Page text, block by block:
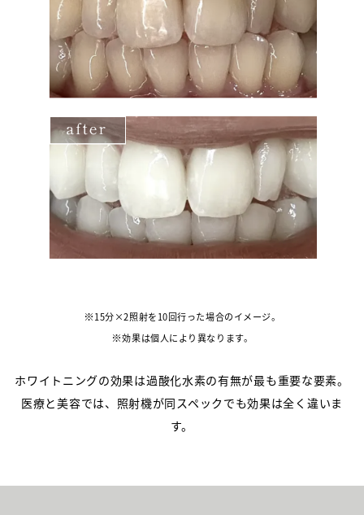
15分×2照射を10回行った場合のイメージ。
効果は個人により異なります。
ホワイトニングの効果は過酸化水素の有無が最も重要な要素。
医療と美容では、照射機が同スペックでも効果は全く違いま
す。